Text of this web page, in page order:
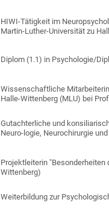
HIWI-Tätigkeit im
Martin-Luther-Universität zu
Diplom (1.1) in Psychologie/
Wissenschaftliche
Halle-Wittenberg (MLU) bei
Gutachterliche und
Neuro-logie, Neurochirurgie
Projektleiterin "Besonderheiten
Wittenberg)
Weiterbildung zur